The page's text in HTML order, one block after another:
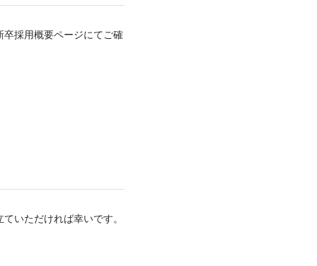
採用概要ページにてご確
いただければ幸いです。